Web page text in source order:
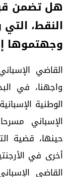
هل تضمن
النقط،
وجهتموها
القاضي
واجهنا، في
الوطنية
الإسباني
حينها، قضية
أخرى في
القاضي